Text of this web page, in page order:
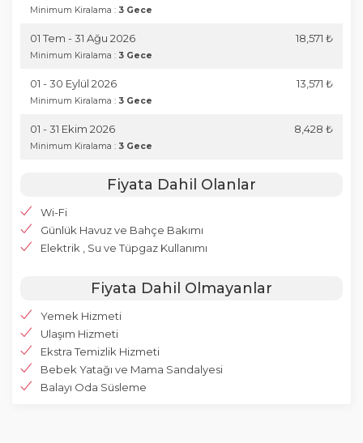
Minimum Kiralama : 3 Gece
01 Tem - 31 Ağu 2026
Minimum Kiralama : 3 Gece
18,571 ₺
01 - 30 Eylül 2026
Minimum Kiralama : 3 Gece
13,571 ₺
01 - 31 Ekim 2026
Minimum Kiralama : 3 Gece
8,428 ₺
Fiyata Dahil Olanlar
Wi-Fi
Günlük Havuz ve Bahçe Bakımı
Elektrik , Su ve Tüpgaz Kullanımı
Fiyata Dahil Olmayanlar
Yemek Hizmeti
Ulaşım Hizmeti
Ekstra Temizlik Hizmeti
Bebek Yatağı ve Mama Sandalyesi
Balayı Oda Süsleme